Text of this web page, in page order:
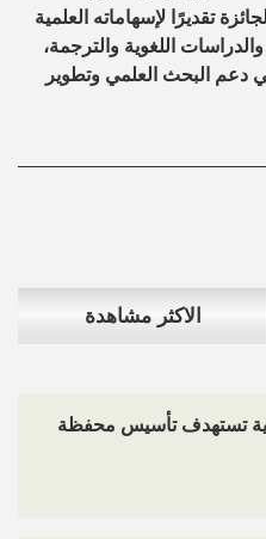
الاكثر مشاهدة
تستهدف تأسيس محفظة
تقديرًا لإسهاماته العلمية
اللغوية والترجمة،
دعم البحث العلمي وتطوير